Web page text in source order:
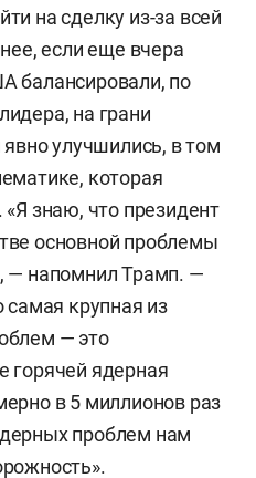
на сделку из-за всей
если еще вчера
балансировали, по
на грани
явно улучшились, в том
которая
знаю, что президент
основной проблемы
— напомнил Трамп. —
самая крупная из
— это
горячей ядерная
в 5 миллионов раз
проблем нам